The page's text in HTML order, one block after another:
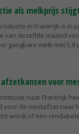
als melkprijs
in Frankrijk is in
van dezelfde maand
gangbare melk met 5,8
voor
naar Frankrijk
voor de mestafzet naar
wordt of een